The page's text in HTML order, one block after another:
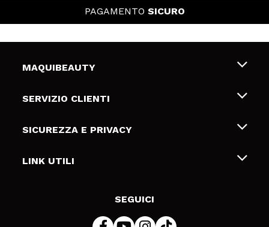
PAGAMENTO SICURO
MAQUIBEAUTY
Chi siamo
Gift Cards
SERVIZIO CLIENTI
Spedizioni & Resi
Metodi di pagamamento
SICUREZZA E PRIVACY
Termini e condizioni
LINK UTILI
SEGUICI